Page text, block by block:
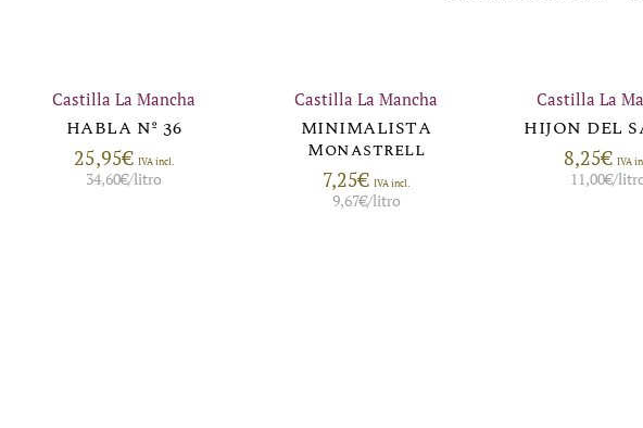
Castilla La Mancha
HABLA Nº 36
25,95€ IVA incl.
34,60€/litro
Castilla La Mancha
MINIMALISTA
Monastrell
7,25€ IVA incl.
9,67€/litro
Castilla La
HIJON DEL
8,25€ IVA
11,00€/